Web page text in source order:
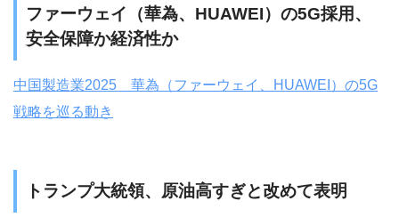
ファーウェイ（華為、HUAWEI）の5G採用、
安全保障か経済性か
中国製造業2025 華為（ファーウェイ、HUAWEI）の5G
戦略を巡る動き
トランプ大統領、原油高すぎと改めて表明